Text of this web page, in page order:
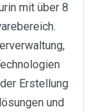
mit über 8
Erstellung
und